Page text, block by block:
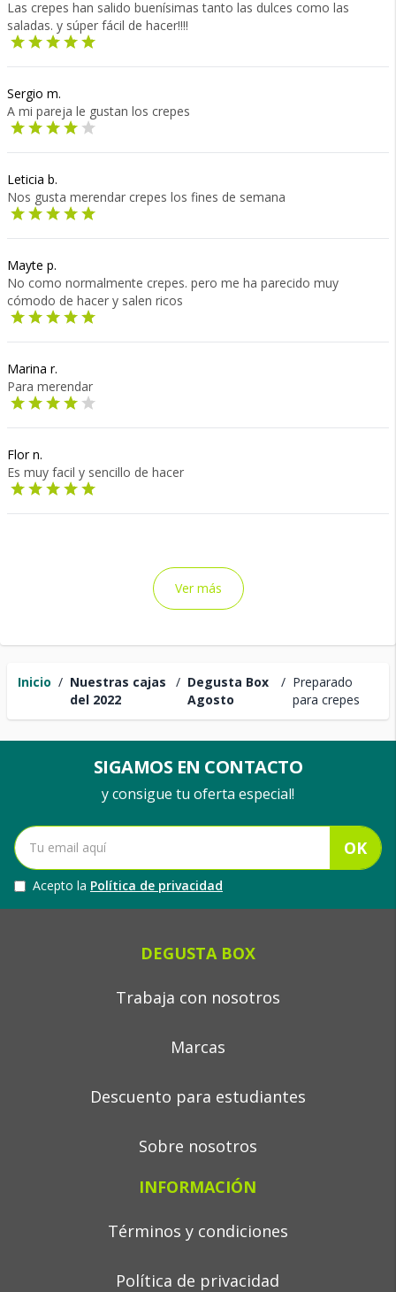
Inicio / Nuestras cajas
del 2022
/ Degusta Box
Agosto
/ Preparado
para crepes
Las crepes han salido buenísimas tanto las dulces como las
saladas. y súper fácil de hacer!!!!
Sergio m.
A mi pareja le gustan los crepes
Leticia b.
Nos gusta merendar crepes los fines de semana
Mayte p.
No como normalmente crepes. pero me ha parecido muy
cómodo de hacer y salen ricos
Marina r.
Para merendar
Flor n.
Es muy facil y sencillo de hacer
Ver más
SIGAMOS EN CONTACTO
y consigue tu oferta especial!
OK
Acepto la Política de privacidad
DEGUSTA BOX
Trabaja con nosotros
Marcas
Descuento para estudiantes
Sobre nosotros
INFORMACIÓN
Términos y condiciones
Política de privacidad